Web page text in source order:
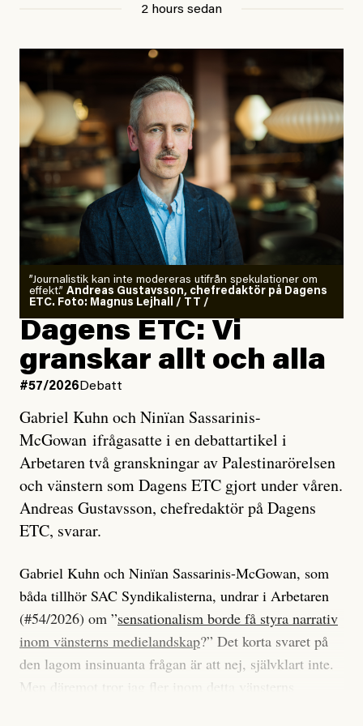
2 hours sedan
”Journalistik kan inte modereras utifrån spekulationer om
effekt.” Andreas Gustavsson, chefredaktör på Dagens
ETC. Foto: Magnus Lejhall / TT /
Dagens ETC: Vi
granskar allt och alla
#57/2026 Debatt
Gabriel Kuhn och Ninïan Sassarinis-
McGowan ifrågasatte i en debattartikel i
Arbetaren två granskningar av Palestinarörelsen
och vänstern som Dagens ETC gjort under våren.
Andreas Gustavsson, chefredaktör på Dagens
ETC, svarar.
Gabriel Kuhn och Ninïan Sassarinis-McGowan, som
båda tillhör SAC Syndikalisterna, undrar i Arbetaren
(#54/2026) om ”sensationalism borde få styra narrativ
inom vänsterns medielandskap?” Det korta svaret på
den lagom insinuanta frågan är att nej, självklart inte.
Men däremot tror jag fler inom detta vänsterns